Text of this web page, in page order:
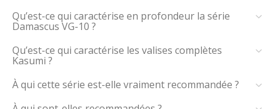
Qu’est-ce qui caractérise en profondeur la série
Damascus VG-10 ?
Qu’est-ce qui caractérise les valises complètes
Kasumi ?
À qui cette série est-elle vraiment recommandée ?